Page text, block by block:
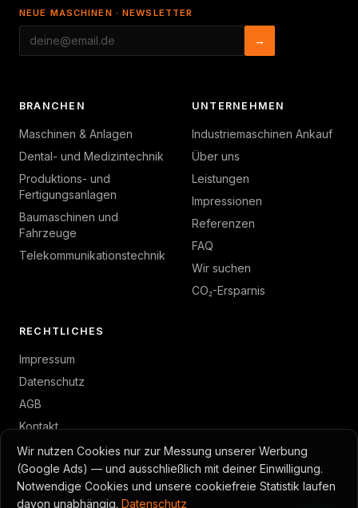
NEUE MASCHINEN · NEWSLETTER
→
BRANCHEN
Maschinen & Anlagen
Dental- und Medizintechnik
Produktions- und
Fertigungsanlagen
Baumaschinen und
Fahrzeuge
Telekommunikationstechnik
UNTERNEHMEN
Industriemaschinen Ankauf
Über uns
Leistungen
Impressionen
Referenzen
FAQ
Wir suchen
CO₂-Ersparnis
RECHTLICHES
Impressum
Datenschutz
AGB
Kontakt
© 2026 GambTec · Toni Gambino
Wir nutzen Cookies nur zur Messung unserer Werbung
(Google Ads) — und ausschließlich mit deiner Einwilligung.
Notwendige Cookies und unsere cookiefreie Statistik laufen
davon unabhängig. Datenschutz